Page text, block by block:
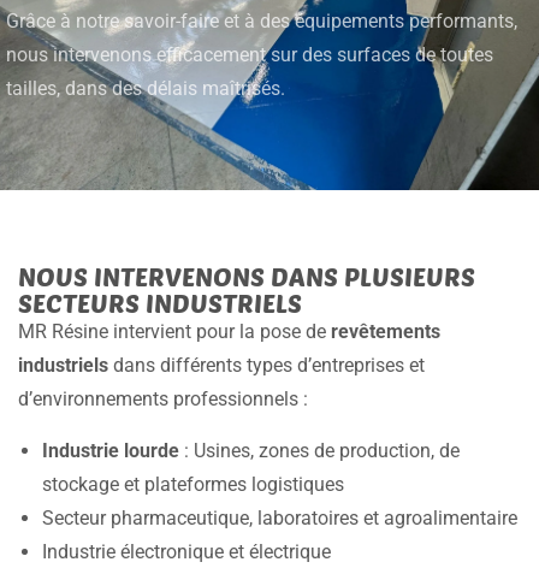
Grâce à notre savoir-faire et à des équipements performants,
nous intervenons efficacement sur des surfaces de toutes
tailles, dans des délais maîtrisés.
NOUS INTERVENONS DANS PLUSIEURS
SECTEURS INDUSTRIELS
MR Résine intervient pour la pose de revêtements
industriels dans différents types d’entreprises et
d’environnements professionnels :
Industrie lourde : Usines, zones de production, de
stockage et plateformes logistiques
Secteur pharmaceutique, laboratoires et agroalimentaire
Industrie électronique et électrique